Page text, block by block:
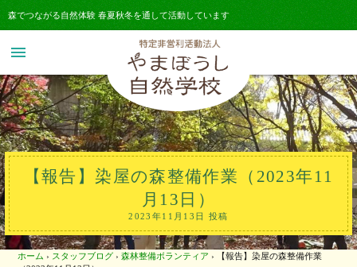
森でつながる自然体験 春夏秋冬を通して活動しています
menu
【報告】染屋の森整備作業（2023年11
月13日）
2023年11月13日 投稿
ホーム › スタッフブログ › 森林整備ボランティア › 【報告】染屋の森整備作業